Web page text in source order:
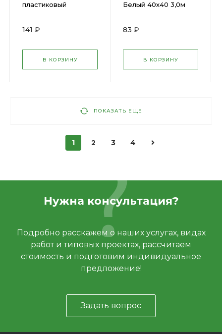
пластиковый
141 ₽
В КОРЗИНУ
Белый 40х40 3,0м
83 ₽
В КОРЗИНУ
ПОКАЗАТЬ ЕЩЕ
1 2 3 4
Нужна консультация?
Подробно расскажем о наших услугах, видах
работ и типовых проектах, рассчитаем
стоимость и подготовим индивидуальное
предложение!
Задать вопрос